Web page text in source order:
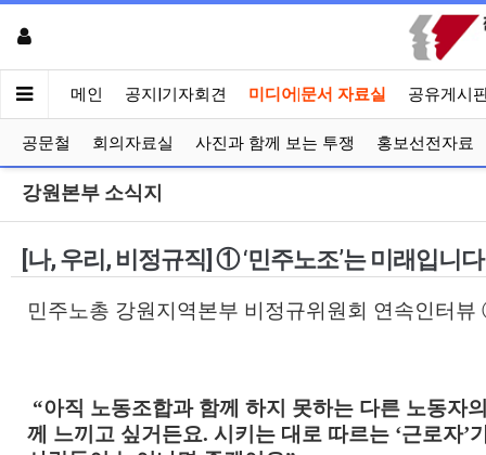
메인 공지|기자회견 미디어|문서 자료실 공유게시
공문철 회의자료실 사진과 함께 보는 투쟁 홍보선전자료
강원본부 소식지
[나, 우리, 비정규직] ① ‘민주노조’는 미래입니
민주노총 강원지역본부 비정규위원회 연속인터
“아직 노동조합과 함께 하지 못하는 다른 노동자
께 느끼고 싶거든요. 시키는 대로 따르는 ‘근로자’